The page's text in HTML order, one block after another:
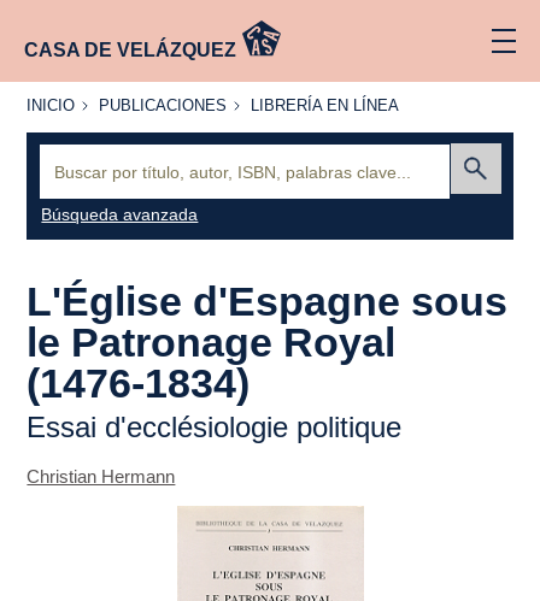
CASA DE VELÁZQUEZ
INICIO
INICIO PUBLICACIONES
PUBLICACIONES
LIBRERÍA
LÍNEA
LIBRERÍA EN LÍNEA
Búsqueda avanzada
L'Église d'Espagne sous
le Patronage Royal
(1476-1834)
Essai d'ecclésiologie politique
Christian Hermann